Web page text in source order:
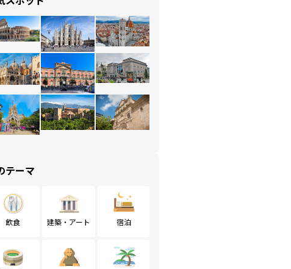
テーマ
飲食 建築・アート 宿泊